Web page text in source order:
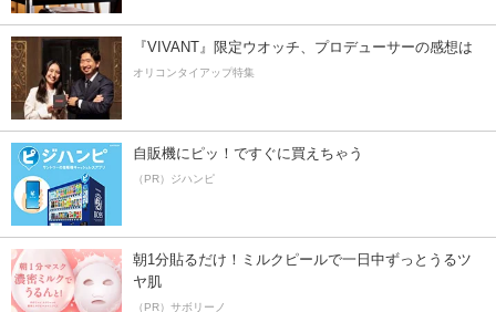
『VIVANT』限定ウオッチ、プロデューサーの感想は
オリコンタイアップ特集
自販機にピッ！ですぐに買えちゃう
（PR）ジハンピ
朝1分貼るだけ！ミルクピールで一日中ずっとうるツ
ヤ肌
（PR）サボリーノ